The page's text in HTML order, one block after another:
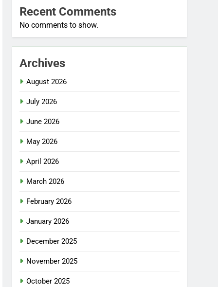
Recent Comments
No comments to show.
Archives
August 2026
July 2026
June 2026
May 2026
April 2026
March 2026
February 2026
January 2026
December 2025
November 2025
October 2025